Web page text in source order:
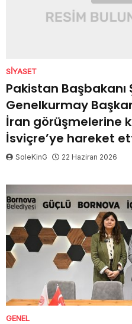
SIYASET
Pakistan Başbakanı
Genelkurmay
İran görüşmelerine
İsviçre’ye hareket
SoleKinG 22 Haziran 2026
GENEL